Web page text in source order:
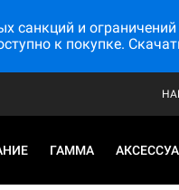
санкций и
к покупке.
ГАММА